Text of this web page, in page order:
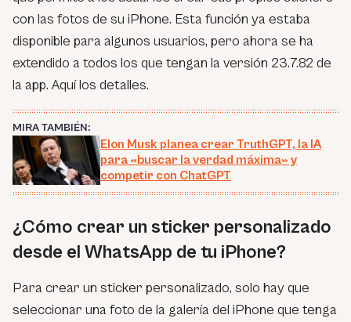
con las fotos de su iPhone. Esta función ya estaba
disponible para algunos usuarios, pero ahora se ha
extendido a todos los que tengan la versión 23.7.82 de
la app. Aquí los detalles.
MIRA TAMBIÉN:
Elon Musk planea crear TruthGPT, la IA
para «buscar la verdad máxima» y
competir con ChatGPT
¿Cómo crear un sticker personalizado
desde el WhatsApp de tu iPhone?
Para crear un sticker personalizado, solo hay que
seleccionar una foto de la galería del iPhone que tenga